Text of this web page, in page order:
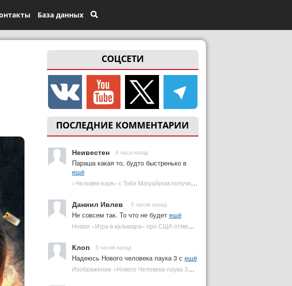
База данных
СОЦСЕТИ
ПОСЛЕДНИЕ КОММЕНТАРИИ
Неивестен 4 часа назад
Параша какая то, будто быстренько в
ещё
«Человек-паук» с Тоби Магуайром получил новый постер | Plugged In Ru
Даниил Ивлев 5 часов назад
Не совсем так. То что не будет ещё
Новая «Игра в кальмара» про США отменена | Plugged In Ru
Клоп 5 часов назад
Надеюсь Нового человека паука 3 с ещё
Изображение «Нового Человека-паука 3» подтвердило Зловещую шестерку | Plugged In Ru